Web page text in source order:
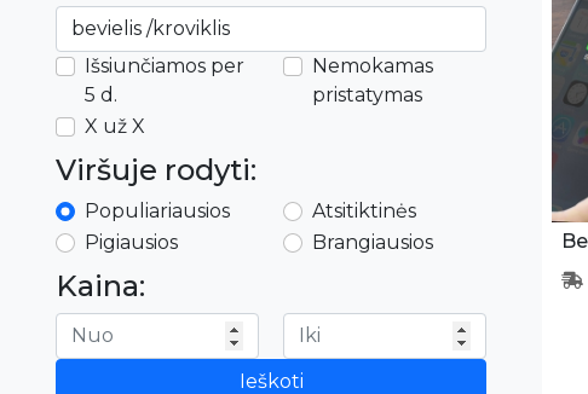
Išsiunčiamos per
5 d.
Nemokamas
pristatymas
X už X
Viršuje rodyti:
Populiariausios
Atsitiktinės
Pigiausios
Brangiausios
Kaina:
Ieškoti